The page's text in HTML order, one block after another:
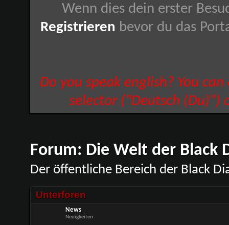
Wenn dies dein erster
Registrieren bevor du das
Do you speak english? You
selector ("Deutsch (Du)")
Forum: Die Welt der Black
Der öffentliche Bereich der Black
Unterforen
News
Neuigkeiten